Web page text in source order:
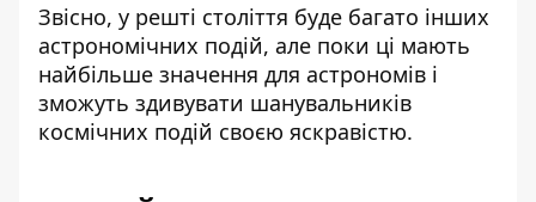
Звісно, у решті століття буде багато інших
астрономічних подій, але поки ці мають
найбільше значення для астрономів і
зможуть здивувати шанувальників
космічних подій своєю яскравістю.